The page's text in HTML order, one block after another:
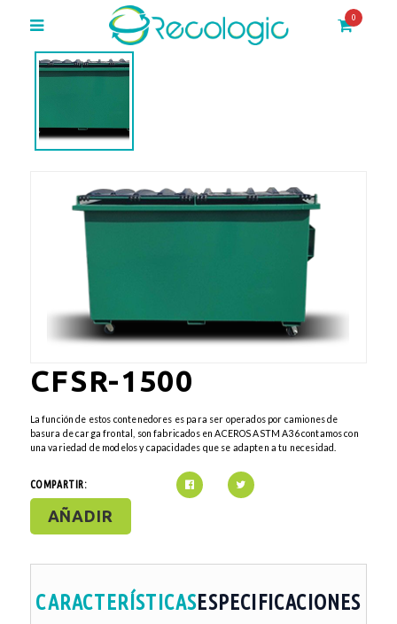
0
CFSR-1500
La función de estos contenedores es para ser operados por camiones de
basura de carga frontal, son fabricados en ACEROS ASTM A36 contamos con
una variedad de modelos y capacidades que se adapten a tu necesidad.
COMPARTIR:
AÑADIR
CARACTERÍSTICASESPECIFICACIONES